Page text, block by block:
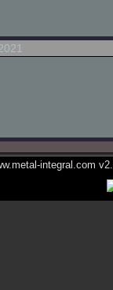
integral.com